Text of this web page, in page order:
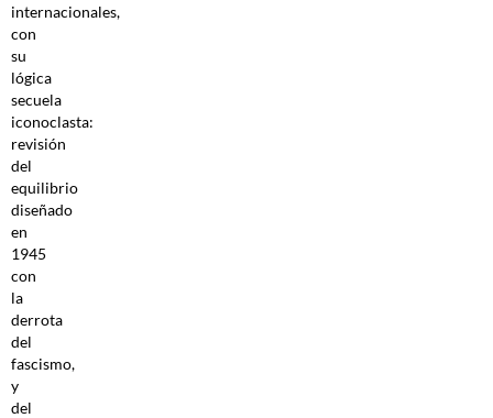
internacionales,
con
su
lógica
secuela
iconoclasta:
revisión
del
equilibrio
diseñado
en
1945
con
la
derrota
del
fascismo,
y
del